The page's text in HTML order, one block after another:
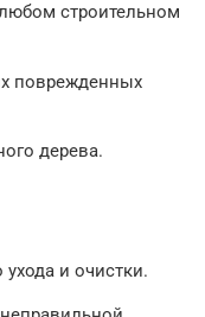
строительном
поврежденных
дерева.
и очистки.